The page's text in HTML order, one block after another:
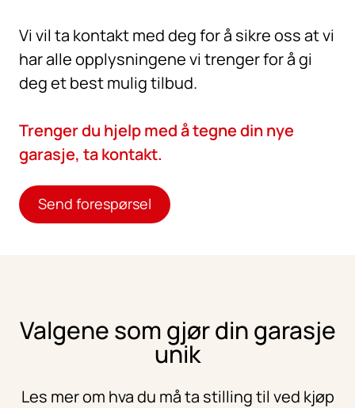
Vi vil ta kontakt med deg for å sikre oss at vi
har alle opplysningene vi trenger for å gi
deg et best mulig tilbud.
Trenger du hjelp med å tegne din nye
garasje, ta kontakt.
Send forespørsel
Valgene som gjør din garasje
unik
Les mer om hva du må ta stilling til ved kjøp